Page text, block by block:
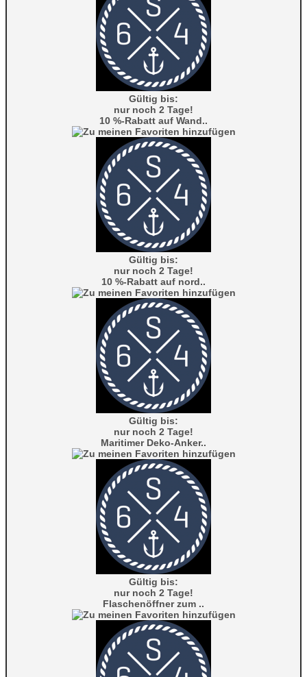
Gültig bis:
nur noch 2 Tage!
10 %-Rabatt auf Wand..
Gültig bis:
nur noch 2 Tage!
10 %-Rabatt auf nord..
Gültig bis:
nur noch 2 Tage!
Maritimer Deko-Anker..
Gültig bis:
nur noch 2 Tage!
Flaschenöffner zum ..